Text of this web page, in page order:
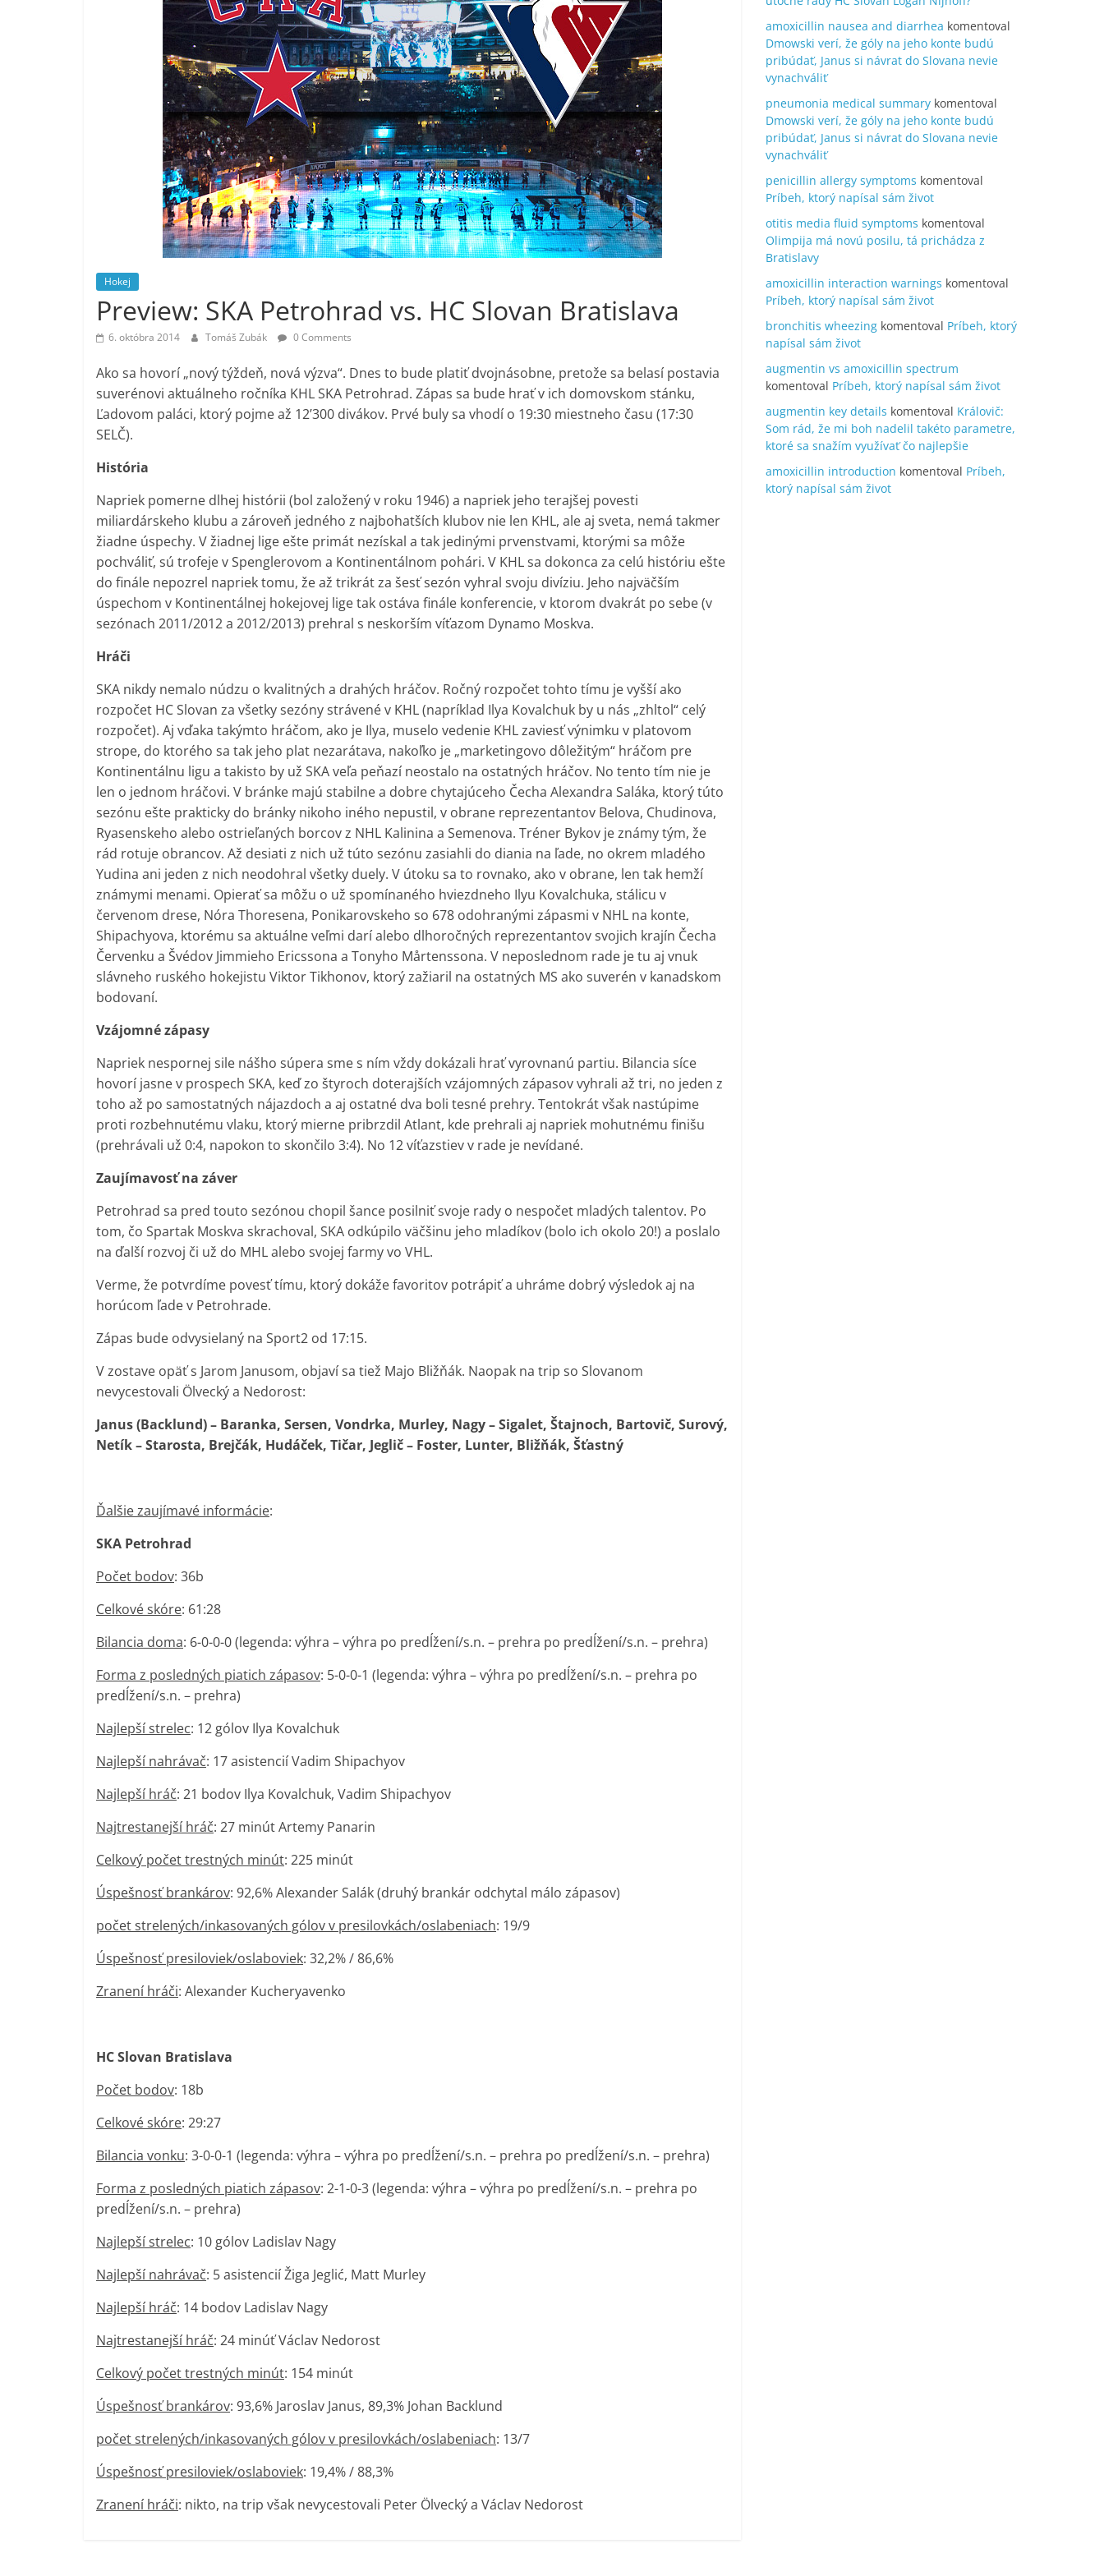
Hokej
Preview: SKA Petrohrad vs. HC Slovan Bratislava
6. októbra 2014 Tomáš Zubák 0 Comments
Ako sa hovorí „nový týždeň, nová výzva“. Dnes to bude platiť dvojnásobne, pretože sa belasí postavia
suverénovi aktuálneho ročníka KHL SKA Petrohrad. Zápas sa bude hrať v ich domovskom stánku,
Ľadovom paláci, ktorý pojme až 12’300 divákov. Prvé buly sa vhodí o 19:30 miestneho času (17:30
SELČ).
História
Napriek pomerne dlhej histórii (bol založený v roku 1946) a napriek jeho terajšej povesti
miliardárskeho klubu a zároveň jedného z najbohatších klubov nie len KHL, ale aj sveta, nemá takmer
žiadne úspechy. V žiadnej lige ešte primát nezískal a tak jedinými prvenstvami, ktorými sa môže
pochváliť, sú trofeje v Spenglerovom a Kontinentálnom pohári. V KHL sa dokonca za celú históriu ešte
do finále nepozrel napriek tomu, že až trikrát za šesť sezón vyhral svoju divíziu. Jeho najväčším
úspechom v Kontinentálnej hokejovej lige tak ostáva finále konferencie, v ktorom dvakrát po sebe (v
sezónach 2011/2012 a 2012/2013) prehral s neskorším víťazom Dynamo Moskva.
Hráči
SKA nikdy nemalo núdzu o kvalitných a drahých hráčov. Ročný rozpočet tohto tímu je vyšší ako
rozpočet HC Slovan za všetky sezóny strávené v KHL (napríklad Ilya Kovalchuk by u nás „zhltol“ celý
rozpočet). Aj vďaka takýmto hráčom, ako je Ilya, muselo vedenie KHL zaviesť výnimku v platovom
strope, do ktorého sa tak jeho plat nezarátava, nakoľko je „marketingovo dôležitým“ hráčom pre
Kontinentálnu ligu a takisto by už SKA veľa peňazí neostalo na ostatných hráčov. No tento tím nie je
len o jednom hráčovi. V bránke majú stabilne a dobre chytajúceho Čecha Alexandra Saláka, ktorý túto
sezónu ešte prakticky do bránky nikoho iného nepustil, v obrane reprezentantov Belova, Chudinova,
Ryasenskeho alebo ostrieľaných borcov z NHL Kalinina a Semenova. Tréner Bykov je známy tým, že
rád rotuje obrancov. Až desiati z nich už túto sezónu zasiahli do diania na ľade, no okrem mladého
Yudina ani jeden z nich neodohral všetky duely. V útoku sa to rovnako, ako v obrane, len tak hemží
známymi menami. Opierať sa môžu o už spomínaného hviezdneho Ilyu Kovalchuka, stálicu v
červenom drese, Nóra Thoresena, Ponikarovskeho so 678 odohranými zápasmi v NHL na konte,
Shipachyova, ktorému sa aktuálne veľmi darí alebo dlhoročných reprezentantov svojich krajín Čecha
Červenku a Švédov Jimmieho Ericssona a Tonyho Mårtenssona. V neposlednom rade je tu aj vnuk
slávneho ruského hokejistu Viktor Tikhonov, ktorý zažiaril na ostatných MS ako suverén v kanadskom
bodovaní.
Vzájomné zápasy
Napriek nespornej sile nášho súpera sme s ním vždy dokázali hrať vyrovnanú partiu. Bilancia síce
hovorí jasne v prospech SKA, keď zo štyroch doterajších vzájomných zápasov vyhrali až tri, no jeden z
toho až po samostatných nájazdoch a aj ostatné dva boli tesné prehry. Tentokrát však nastúpime
proti rozbehnutému vlaku, ktorý mierne pribrzdil Atlant, kde prehrali aj napriek mohutnému finišu
(prehrávali už 0:4, napokon to skončilo 3:4). No 12 víťazstiev v rade je nevídané.
Zaujímavosť na záver
Petrohrad sa pred touto sezónou chopil šance posilniť svoje rady o nespočet mladých talentov. Po
tom, čo Spartak Moskva skrachoval, SKA odkúpilo väčšinu jeho mladíkov (bolo ich okolo 20!) a poslalo
na ďalší rozvoj či už do MHL alebo svojej farmy vo VHL.
Verme, že potvrdíme povesť tímu, ktorý dokáže favoritov potrápiť a uhráme dobrý výsledok aj na
horúcom ľade v Petrohrade.
Zápas bude odvysielaný na Sport2 od 17:15.
V zostave opäť s Jarom Janusom, objaví sa tiež Majo Bližňák. Naopak na trip so Slovanom
nevycestovali Ölvecký a Nedorost:
Janus (Backlund) – Baranka, Sersen, Vondrka, Murley, Nagy – Sigalet, Štajnoch, Bartovič, Surový,
Netík – Starosta, Brejčák, Hudáček, Tičar, Jeglič – Foster, Lunter, Bližňák, Šťastný
Ďalšie zaujímavé informácie:
SKA Petrohrad
Počet bodov: 36b
Celkové skóre: 61:28
Bilancia doma: 6-0-0-0 (legenda: výhra – výhra po predĺžení/s.n. – prehra po predĺžení/s.n. – prehra)
Forma z posledných piatich zápasov: 5-0-0-1 (legenda: výhra – výhra po predĺžení/s.n. – prehra po
predĺžení/s.n. – prehra)
Najlepší strelec: 12 gólov Ilya Kovalchuk
Najlepší nahrávač: 17 asistencií Vadim Shipachyov
Najlepší hráč: 21 bodov Ilya Kovalchuk, Vadim Shipachyov
Najtrestanejší hráč: 27 minút Artemy Panarin
Celkový počet trestných minút: 225 minút
Úspešnosť brankárov: 92,6% Alexander Salák (druhý brankár odchytal málo zápasov)
počet strelených/inkasovaných gólov v presilovkách/oslabeniach: 19/9
Úspešnosť presiloviek/oslaboviek: 32,2% / 86,6%
Zranení hráči: Alexander Kucheryavenko
HC Slovan Bratislava
Počet bodov: 18b
Celkové skóre: 29:27
Bilancia vonku: 3-0-0-1 (legenda: výhra – výhra po predĺžení/s.n. – prehra po predĺžení/s.n. – prehra)
Forma z posledných piatich zápasov: 2-1-0-3 (legenda: výhra – výhra po predĺžení/s.n. – prehra po
predĺžení/s.n. – prehra)
Najlepší strelec: 10 gólov Ladislav Nagy
Najlepší nahrávač: 5 asistencií Žiga Jeglić, Matt Murley
Najlepší hráč: 14 bodov Ladislav Nagy
Najtrestanejší hráč: 24 minúť Václav Nedorost
Celkový počet trestných minút: 154 minút
Úspešnosť brankárov: 93,6% Jaroslav Janus, 89,3% Johan Backlund
počet strelených/inkasovaných gólov v presilovkách/oslabeniach: 13/7
Úspešnosť presiloviek/oslaboviek: 19,4% / 88,3%
Zranení hráči: nikto, na trip však nevycestovali Peter Ölvecký a Václav Nedorost
amoxicillin nausea and diarrhea komentoval
Dmowski verí, že góly na jeho konte budú
pribúdať, Janus si návrat do Slovana nevie
vynachváliť
pneumonia medical summary komentoval
Dmowski verí, že góly na jeho konte budú
pribúdať, Janus si návrat do Slovana nevie
vynachváliť
penicillin allergy symptoms komentoval
Príbeh, ktorý napísal sám život
otitis media fluid symptoms komentoval
Olimpija má novú posilu, tá prichádza z
Bratislavy
amoxicillin interaction warnings komentoval
Príbeh, ktorý napísal sám život
bronchitis wheezing komentoval Príbeh, ktorý
napísal sám život
augmentin vs amoxicillin spectrum
komentoval Príbeh, ktorý napísal sám život
augmentin key details komentoval Královič:
Som rád, že mi boh nadelil takéto parametre,
ktoré sa snažím využívať čo najlepšie
amoxicillin introduction komentoval Príbeh,
ktorý napísal sám život